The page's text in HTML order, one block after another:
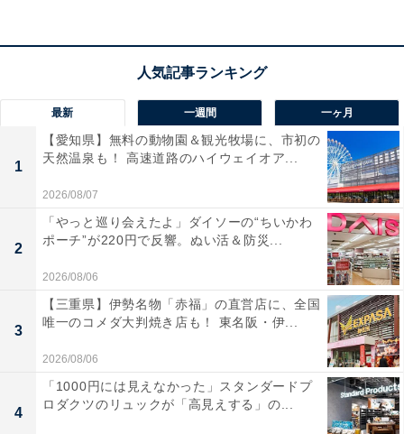
快適な作業環境を求める人は、購入を検討してみてもよ
いかもしれません。
【あわせて買いたい】ロジクールの人気商品5選
最新 一週間 一ヶ月
1
【愛知県】無料の動物園＆観光牧場に、市初の
天然温泉も！ 高速道路のハイウェイオア...
2026/08/07
2
「やっと巡り会えたよ」ダイソーの“ちいかわ
ポーチ”が220円で反響。ぬい活＆防災...
2026/08/06
3
【三重県】伊勢名物「赤福」の直営店に、全国
唯一のコメダ大判焼き店も！ 東名阪・伊...
2026/08/06
4
「1000円には見えなかった」スタンダードプ
ロダクツのリュックが「高見えする」の...